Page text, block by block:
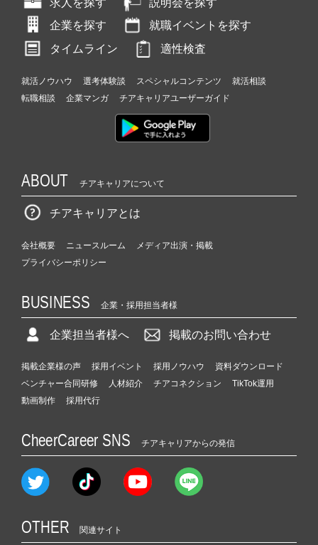
企業を探す
就職イベントを探す
タイムライン
適性検査
就活ノウハウ 選考体験談 スペシャルコンテンツ
就活相談
転職相談
企業マンガ チアキャリアユーザーガイド
ABOUT チアキャリアについて
チアキャリアとは
会社概要 ニュースルーム
メディア出演・掲載
プライバシーポリシー
BUSINESS 企業・採用担当者様
企業担当者様へ 掲載のお問い合わせ
掲載企業様の声 採用イベント 採用ノウハウ
資料ダウンロード
ベンチャー合同研修
人材紹介 チアコネクション
TikTok運用
動画制作
採用代行
CheerCareer SNS チアキャリアからの発信
OTHER 関連サイト